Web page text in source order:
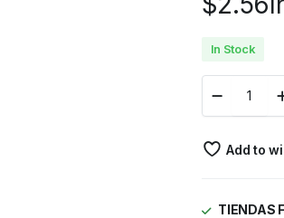
In Stock
Add to
TIENDAS